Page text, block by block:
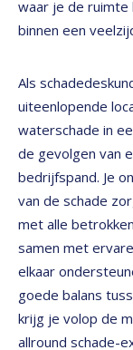
waar je de
binnen een
Als
uiteenlopende
waterschade in
de gevolgen van
bedrijfspand. Je
van de schade
met alle
samen met
elkaar
goede balans
krijg je volop de
allround schade-